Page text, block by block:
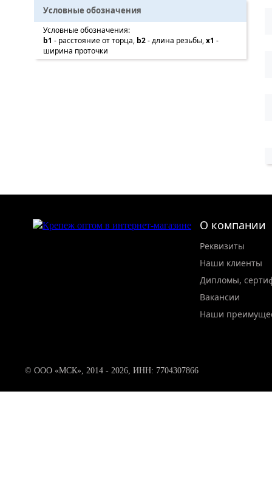
Условные обозначения
Условные обозначения:
b1 - расстояние от торца, b2- длина резьбы,x1 -
ширина проточки
О компании
Реквизиты
Наши клиенты
Дипломы,
Вакансии
Наши
© ООО «МСК», 2014 - 2026, ИНН: 7704307866